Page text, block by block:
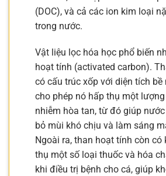
(DOC), và cả các ion kim loại
trong nước.
Vật liệu lọc hóa học phổ biến
hoạt tính (activated carbon).
có cấu trúc xốp với diện tích bề
cho phép nó hấp thụ một
nhiễm hòa tan, từ đó giúp
bỏ mùi khó chịu và làm sáng
Ngoài ra, than hoạt tính còn có
thụ một số loại thuốc và hóa
khi điều trị bệnh cho cá, giúp